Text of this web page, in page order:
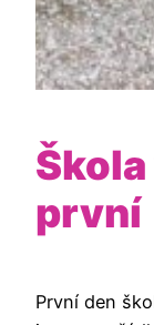
první
První den